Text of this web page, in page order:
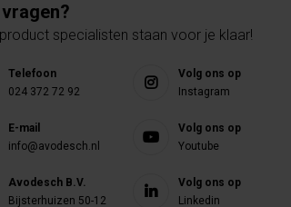
specialisten staan voor je klaar!
Telefoon
024 372 72 92
E-mail
info@avodesch.nl
Avodesch B.V.
Bijsterhuizen 50-12
Volg ons op
Instagram
Volg ons op
Youtube
Volg ons op
Linkedin